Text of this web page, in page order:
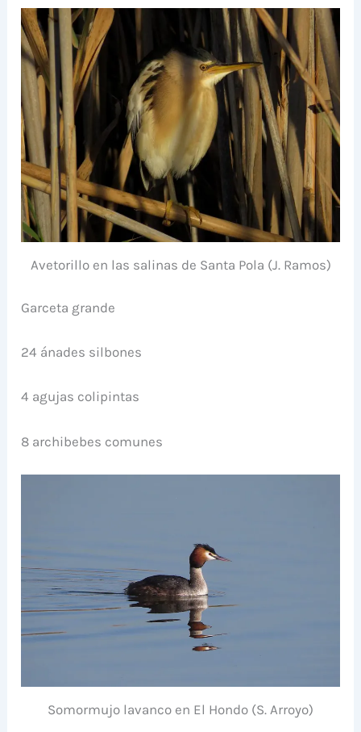
Avetorillo en las salinas de Santa Pola (J. Ramos)
Garceta grande
24 ánades silbones
4 agujas colipintas
8 archibebes comunes
Somormujo lavanco en El Hondo (S. Arroyo)